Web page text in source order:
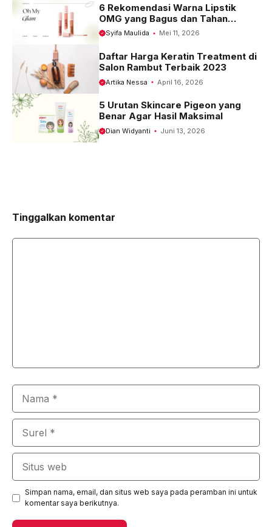
6 Rekomendasi Warna Lipstik
OMG yang Bagus dan Tahan
Seharian
Syifa Maulida Mei 11, 2026
Daftar Harga Keratin Treatment di
Salon Rambut Terbaik 2023
Artika Nessa April 16, 2026
5 Urutan Skincare Pigeon yang
Benar Agar Hasil Maksimal
Dian Widyanti Juni 13, 2026
Tinggalkan komentar
Simpan nama, email, dan situs web saya pada peramban ini untuk
komentar saya berikutnya.